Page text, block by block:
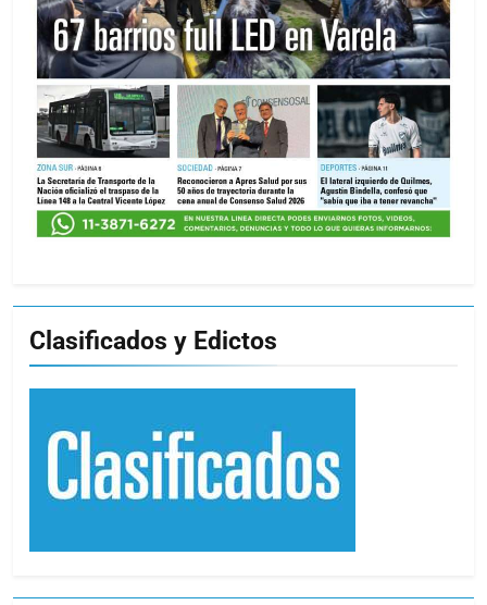
Clasificados y Edictos